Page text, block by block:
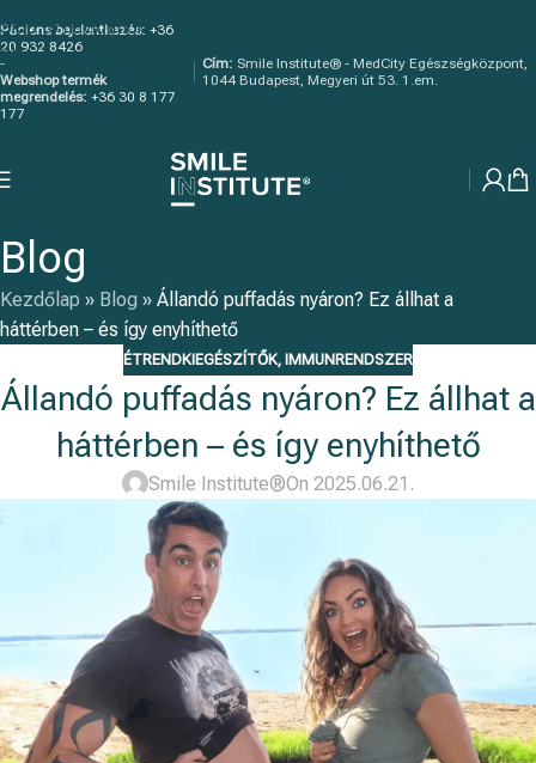
Skip to navigation
Skip to main content
Páciens bejelentkezés: +36
20 932 8426
-
Webshop termék
megrendelés: +36 30 8 177
177
Cím: Smile Institute® - MedCity Egészségközpont,
1044 Budapest, Megyeri út 53. 1.em.
Blog
Kezdőlap » Blog » Állandó puffadás nyáron? Ez állhat a
háttérben – és így enyhíthető
ÉTRENDKIEGÉSZÍTŐK, IMMUNRENDSZER
Állandó puffadás nyáron? Ez állhat a
háttérben – és így enyhíthető
Smile Institute®On 2025.06.21.